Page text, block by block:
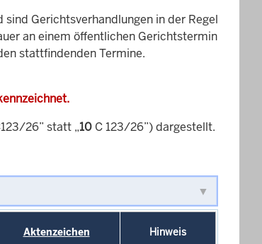
Gerichtsverhandlungen in der Regel
an einem öffentlichen Gerichtstermin
stattfindenden Termine.
26” statt „10 C 123/26”) dargestellt.
Aktenzeichen Hinweis